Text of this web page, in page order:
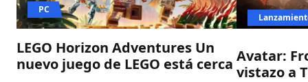
LEGO Horizon Adventures Un
nuevo juego de LEGO está cerca
PC
Avatar:
vistazo a